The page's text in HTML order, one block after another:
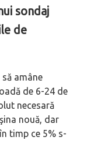
sondaj
de
amâne
de 6-24 de
necesară
nouă, dar
timp ce 5% s-